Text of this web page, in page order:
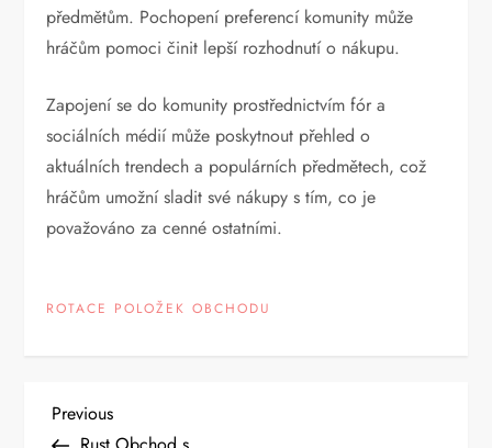
předmětům. Pochopení preferencí komunity může
hráčům pomoci činit lepší rozhodnutí o nákupu.
Zapojení se do komunity prostřednictvím fór a
sociálních médií může poskytnout přehled o
aktuálních trendech a populárních předmětech, což
hráčům umožní sladit své nákupy s tím, co je
považováno za cenné ostatními.
ROTACE POLOŽEK OBCHODU
P
Previous
Post
Previous